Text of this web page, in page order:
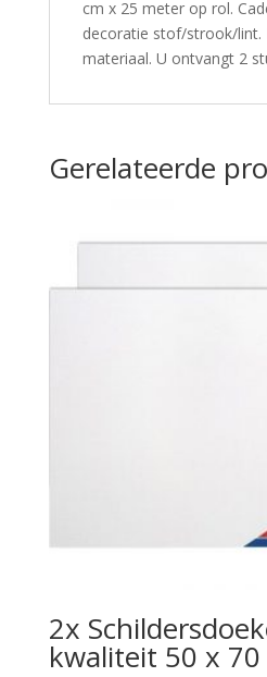
cm x 25 meter op rol.
decoratie stof/strook/lint.
materiaal. U ontvangt 2
Gerelateerde
2x
kwaliteit 50 x 70